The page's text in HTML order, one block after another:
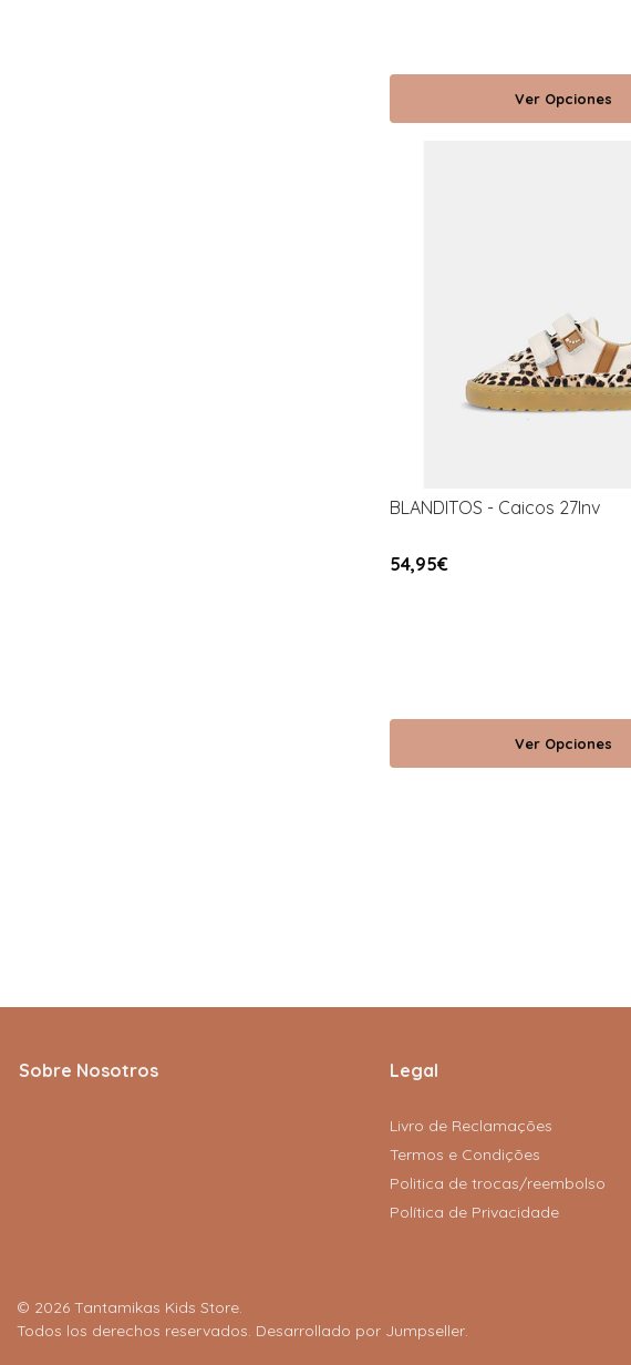
Ver Opciones
BLANDITOS - Caicos 27Inv
54,95€
Ver Opciones
Sobre Nosotros Legal
Livro de Reclamações
Termos e Condições
Politica de trocas/reembolso
Política de Privacidade
© 2026 Tantamikas Kids Store.
Todos los derechos reservados. Desarrollado por Jumpseller